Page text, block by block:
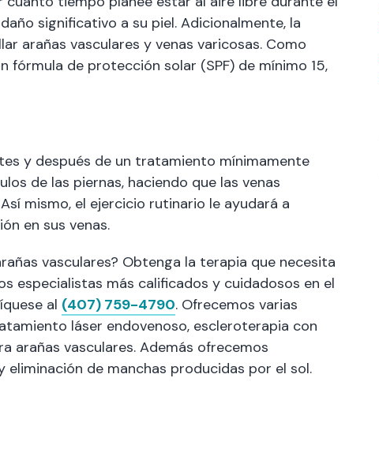
significativo a su piel. Adicionalmente, la
arañas vasculares y venas varicosas. Como
de protección solar (SPF) de mínimo 15,
y después de un tratamiento mínimamente
de las piernas, haciendo que las venas
mismo, el ejercicio rutinario le ayudará a
en sus venas.
vasculares? Obtenga la terapia que necesita
especialistas más calificados y cuidadosos en el
al (407) 759-4790. Ofrecemos varias
láser endovenoso, escleroterapia con
arañas vasculares. Además ofrecemos
de manchas producidas por el sol.